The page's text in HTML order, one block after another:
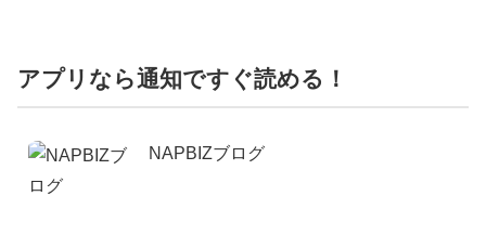
アプリなら通知ですぐ読める！
NAPBIZブログ